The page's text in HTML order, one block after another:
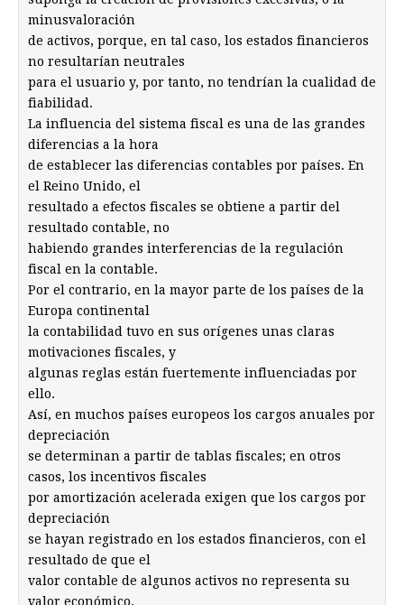
minusvaloración
de activos, porque, en tal caso, los estados financieros
no resultarían neutrales
para el usuario y, por tanto, no tendrían la cualidad de
fiabilidad.
La influencia del sistema fiscal es una de las grandes
diferencias a la hora
de establecer las diferencias contables por países. En
el Reino Unido, el
resultado a efectos fiscales se obtiene a partir del
resultado contable, no
habiendo grandes interferencias de la regulación
fiscal en la contable.
Por el contrario, en la mayor parte de los países de la
Europa continental
la contabilidad tuvo en sus orígenes unas claras
motivaciones fiscales, y
algunas reglas están fuertemente influenciadas por
ello.
Así, en muchos países europeos los cargos anuales por
depreciación
se determinan a partir de tablas fiscales; en otros
casos, los incentivos fiscales
por amortización acelerada exigen que los cargos por
depreciación
se hayan registrado en los estados financieros, con el
resultado de que el
valor contable de algunos activos no representa su
valor económico.